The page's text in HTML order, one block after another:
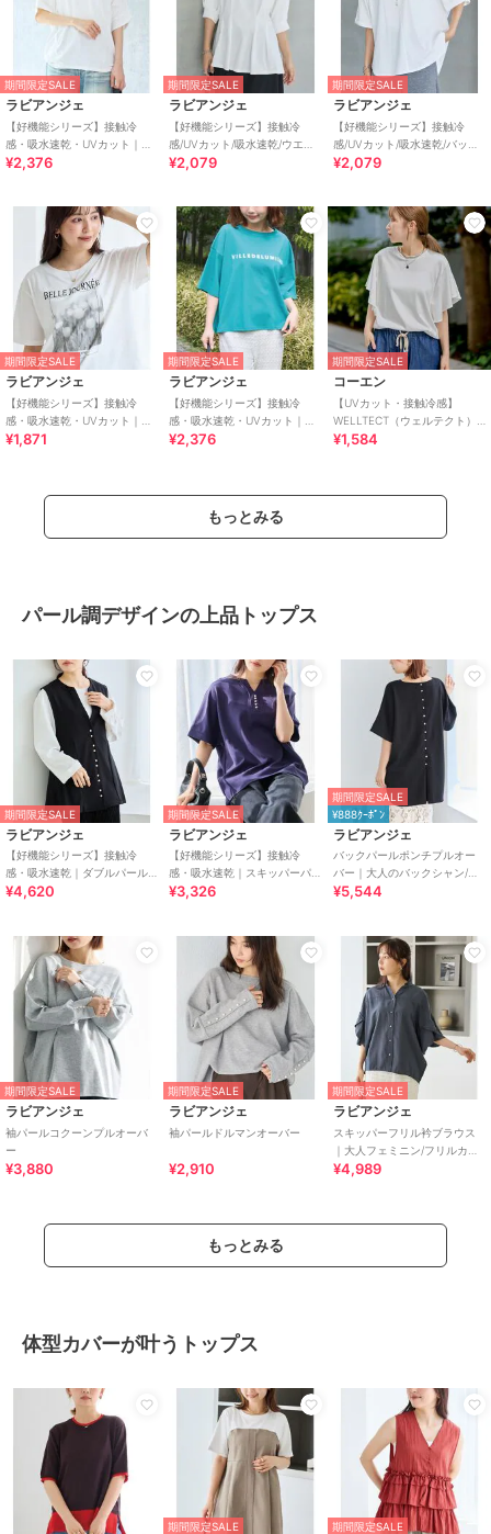
期間限定SALE
ラビアンジェ
【好機能シリーズ】接触冷
感・吸水速乾・UVカット｜切
替ワイドドルマンプルオーバ
¥2,376
期間限定SALE
ラビアンジェ
【好機能シリーズ】接触冷
感/UVカット/吸水速乾/ウエス
トタックプルオーバー｜美シ
¥2,079
期間限定SALE
ラビアンジェ
【好機能シリーズ】接触冷
感/UVカット/吸水速乾/バック
タックプルオーバー｜キレイ
¥2,079
期間限定SALE
ラビアンジェ
【好機能シリーズ】接触冷
感・吸水速乾・UVカット｜フ
ォトプリントTシャツ
¥1,871
期間限定SALE
ラビアンジェ
【好機能シリーズ】接触冷
感・吸水速乾・UVカット｜フ
ロッキーロゴTシャツ｜夏も快
¥2,376
期間限定SALE
コーエン
【UVカット・接触冷感】
WELLTECT（ウェルテクト）
USAコットン フレアスリーブ
¥1,584
もっとみる
パール調デザインの上品トップス
期間限定SALE
ラビアンジェ
【好機能シリーズ】接触冷
感・吸水速乾｜ダブルパール
釦タックベスト
¥4,620
期間限定SALE
ラビアンジェ
【好機能シリーズ】接触冷
感・吸水速乾｜スキッパーパ
ールプルオーバー
¥3,326
期間限定SALE
¥888ｸｰﾎﾟﾝ
ラビアンジェ
バックパールポンチプルオー
バー｜大人のバックシャン/ラ
ウンドヘム/上品見え/楽ちんキ
¥5,544
期間限定SALE
ラビアンジェ
袖パールコクーンプルオーバ
ー
¥3,880
期間限定SALE
ラビアンジェ
袖パールドルマンオーバー
¥2,910
期間限定SALE
ラビアンジェ
スキッパーフリル衿ブラウス
｜大人フェミニン/フリルカラ
ー/パール釦/フレアスリーブ/V
¥4,989
もっとみる
体型カバーが叶うトップス
期間限定SALE
期間限定SALE